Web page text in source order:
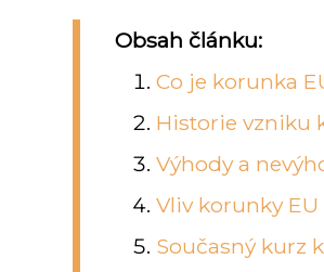
Obsah článku:
Co je korunka
Historie vzniku
Výhody a
Vliv korunky
Současný kurz